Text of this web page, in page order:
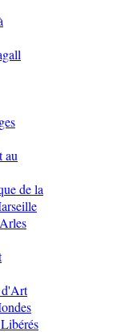
au
de la
d'Art